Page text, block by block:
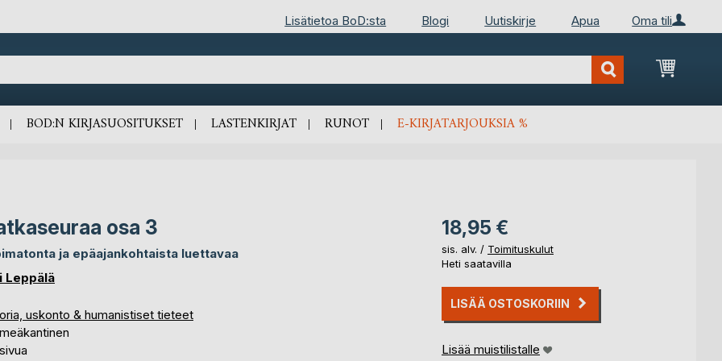
Oma tili
Lisätietoa BoD:sta Blogi Uutiskirje Apua
BOD:N KIRJASUOSITUKSET LASTENKIRJAT RUNOT E-KIRJATARJOUKSIA %
osa 3
ja epäajankohtaista luettavaa
Leppälä
uskonto & humanistiset tieteet
18,95 €
sis. alv. / Toimituskulut
Heti saatavilla
LISÄÄ OSTOSKORIIN
Lisää muistilistalle